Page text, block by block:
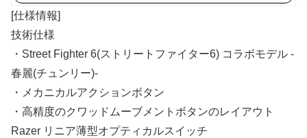
[仕様情報]
技術仕様
・Street Fighter 6(ストリートファイター6) コラボモデル -
春麗(チュンリー)-
・メカニカルアクションボタン
・高精度のクワッドムーブメントボタンのレイアウト
Razer リニア薄型オプティカルスイッチ